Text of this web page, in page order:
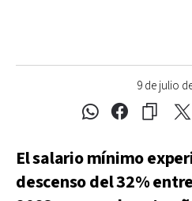
9 de julio
El salario mínimo
descenso del 32%